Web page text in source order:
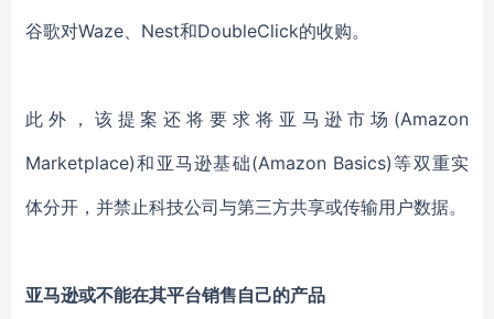
谷歌对Waze、Nest和DoubleClick的收购。
此外，该提案还将要求将亚马逊市场(Amazon
Marketplace)和亚马逊基础(Amazon Basics)等双重实
体分开，并禁止科技公司与第三方共享或传输用户数据。
亚马逊或不能在其平台销售自己的产品